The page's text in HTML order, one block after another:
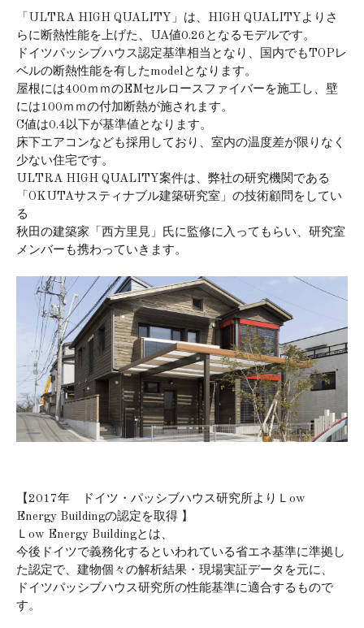
「ULTRA HIGH QUALITY」は、HIGH QUALITYよりさ
らに断熱性能を上げた、UA値0.26となるモデルです。
ドイツパッシブハウス認定基準相当となり、国内でもTOPレ
ベルの断熱性能を有したmodelとなります。
屋根には400ｍｍのEMセルロースファイバーを施工し、壁
には100ｍｍの付加断熱が施されます。
C値は0.4以下が基準値となります。
床下エアコンなども採用しており、室内の温度差が限りなく
少ない住宅です。
ULTRA HIGH QUALITY案件は、弊社の研究機関である
「OKUTAサスティナブル建築研究室」の技術顧問をしてい
る
秋田の建築家「西方里見」氏に監修に入ってもらい、研究室
メンバーも携わっていきます。
【2017年 ドイツ・パッシブハウス研究所よりＬow
Energy Buildingの認定を取得 】
Ｌow Energy Buildingとは、
今後ドイツで義務化するといわれている省エネ基準に準拠し
た認定で、建物個々の解析結果・現場実証データを元に、
ドイツパッシブハウス研究所の性能基準に適合するもので
す。